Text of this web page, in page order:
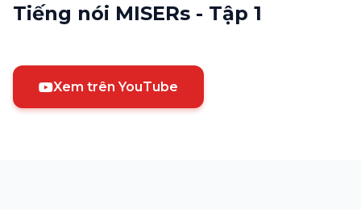
Tiếng nói MISERs - Tập 1
Xem trên YouTube